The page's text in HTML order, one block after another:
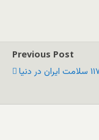
Previous Post